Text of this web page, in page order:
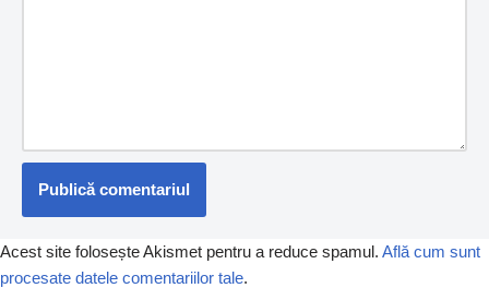
Acest site folosește Akismet pentru a reduce spamul. Află cum sunt
procesate datele comentariilor tale.